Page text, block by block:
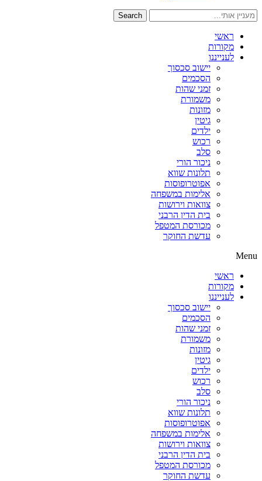
Search
ראשי
מקורות
לענייננו
יישוב סכסוך
הסכמים
זמני שהות
משמורת
מזונות
גיטין
ילדים
רכוש
סלב
ניכור הורי
תלונות שווא
אפוטרופוסות
אלימות במשפחה
צוואות וירושות
בית הדין הרבני
מכורסת המטפל
עדשת החוקר
Menu
ראשי
מקורות
לענייננו
יישוב סכסוך
הסכמים
זמני שהות
משמורת
מזונות
גיטין
ילדים
רכוש
סלב
ניכור הורי
תלונות שווא
אפוטרופוסות
אלימות במשפחה
צוואות וירושות
בית הדין הרבני
מכורסת המטפל
עדשת החוקר